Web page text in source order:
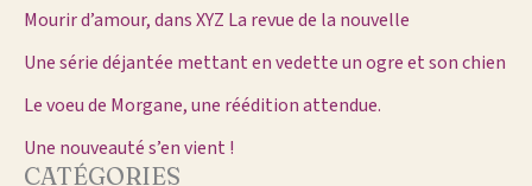
Mourir d’amour, dans XYZ La revue de la nouvelle
Une série déjantée mettant en vedette un ogre et son chien
Le voeu de Morgane, une réédition attendue.
Une nouveauté s’en vient !
CATÉGORIES